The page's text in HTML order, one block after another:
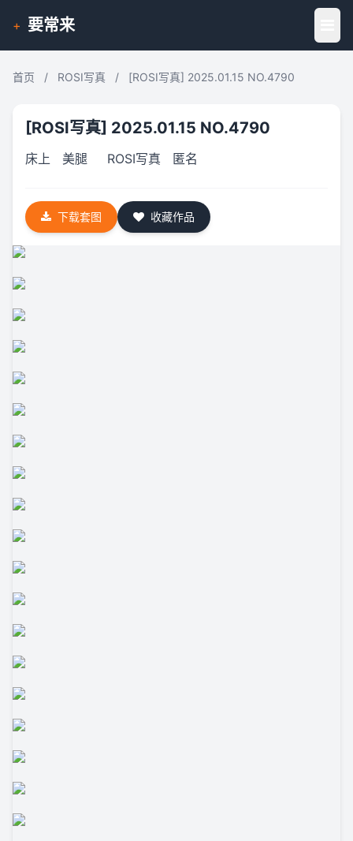
+ 要常来
首页 / ROSI写真 / [ROSI写真] 2025.01.15 NO.4790
[ROSI写真] 2025.01.15 NO.4790
床上 美腿 ROSI写真 匿名
下载套图 收藏作品